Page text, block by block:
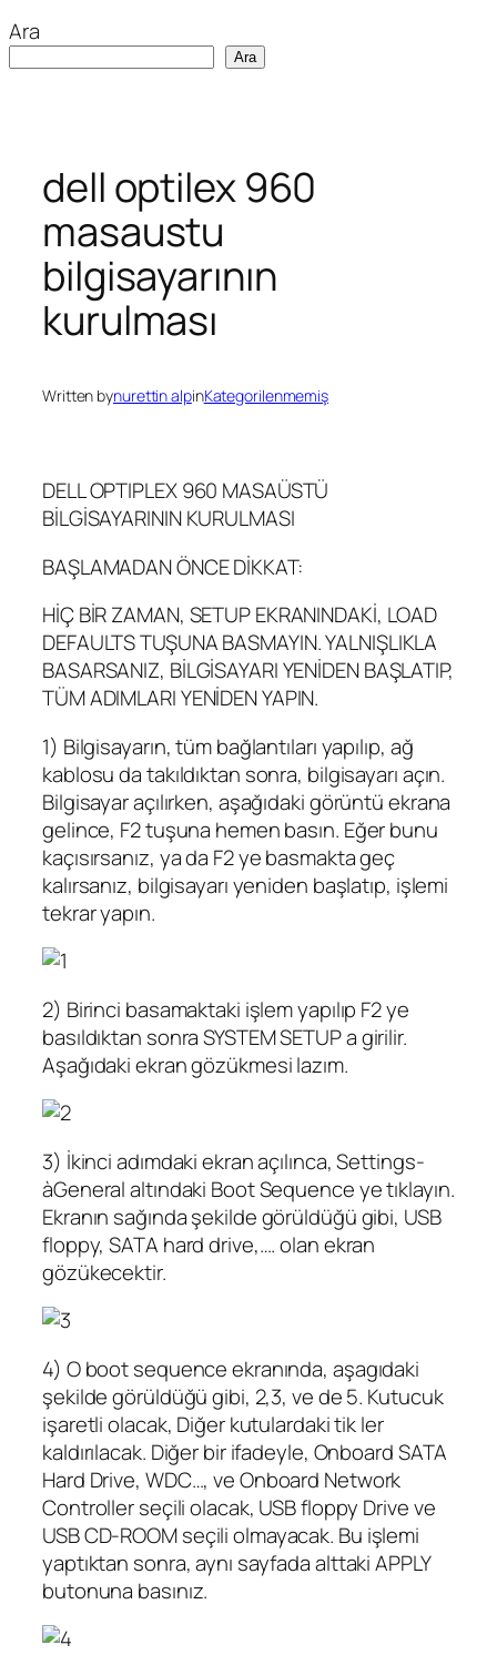
Ara
Ara
dell optilex 960
masaustu
bilgisayarının
kurulması
Written bynurettin alpinKategorilenmemiş
DELL OPTIPLEX 960 MASAÜSTÜ
BİLGİSAYARININ KURULMASI
BAŞLAMADAN ÖNCE DİKKAT:
HİÇ BİR ZAMAN, SETUP EKRANINDAKİ, LOAD
DEFAULTS TUŞUNA BASMAYIN. YALNIŞLIKLA
BASARSANIZ, BİLGİSAYARI YENİDEN BAŞLATIP,
TÜM ADIMLARI YENİDEN YAPIN.
1) Bilgisayarın, tüm bağlantıları yapılıp, ağ
kablosu da takıldıktan sonra, bilgisayarı açın.
Bilgisayar açılırken, aşağıdaki görüntü ekrana
gelince, F2 tuşuna hemen basın. Eğer bunu
kaçısırsanız, ya da F2 ye basmakta geç
kalırsanız, bilgisayarı yeniden başlatıp, işlemi
tekrar yapın.
2) Birinci basamaktaki işlem yapılıp F2 ye
basıldıktan sonra SYSTEM SETUP a girilir.
Aşağıdaki ekran gözükmesi lazım.
3) İkinci adımdaki ekran açılınca, Settings-
àGeneral altındaki Boot Sequence ye tıklayın.
Ekranın sağında şekilde görüldüğü gibi, USB
floppy, SATA hard drive,…. olan ekran
gözükecektir.
4) O boot sequence ekranında, aşagıdaki
şekilde görüldüğü gibi, 2,3, ve de 5. Kutucuk
işaretli olacak, Diğer kutulardaki tik ler
kaldırılacak. Diğer bir ifadeyle, Onboard SATA
Hard Drive, WDC…, ve Onboard Network
Controller seçili olacak, USB floppy Drive ve
USB CD-ROOM seçili olmayacak. Bu işlemi
yaptıktan sonra, aynı sayfada alttaki APPLY
butonuna basınız.